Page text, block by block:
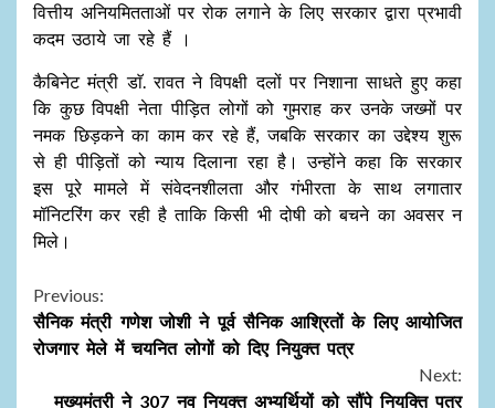
वित्तीय अनियमितताओं पर रोक लगाने के लिए सरकार द्वारा प्रभावी
कदम उठाये जा रहे हैं ।
कैबिनेट मंत्री डाॅ. रावत ने विपक्षी दलों पर निशाना साधते हुए कहा
कि कुछ विपक्षी नेता पीड़ित लोगों को गुमराह कर उनके जख्मों पर
नमक छिड़कने का काम कर रहे हैं, जबकि सरकार का उद्देश्य शुरू
से ही पीड़ितों को न्याय दिलाना रहा है। उन्होंने कहा कि सरकार
इस पूरे मामले में संवेदनशीलता और गंभीरता के साथ लगातार
मॉनिटरिंग कर रही है ताकि किसी भी दोषी को बचने का अवसर न
मिले।
Continue
Reading
Previous:
सैनिक मंत्री गणेश जोशी ने पूर्व सैनिक आश्रितों के लिए आयोजित
रोजगार मेले में चयनित लोगों को दिए नियुक्त पत्र
Next:
मुख्यमंत्री ने 307 नव नियुक्त अभ्यर्थियों को सौंपे नियुक्ति पत्र